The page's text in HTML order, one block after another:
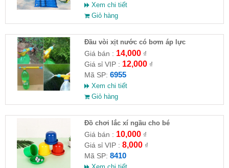
Xem chi tiết
Giỏ hàng
Đầu vòi xịt nước có bơm áp lực
Giá bán : 14,000₫
Giá sỉ VIP : 12,000₫
Mã SP: 6955
Xem chi tiết
Giỏ hàng
Đồ chơi lắc xí ngầu cho bé
Giá bán : 10,000₫
Giá sỉ VIP : 8,000₫
Mã SP: 8410